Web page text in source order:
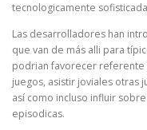
tecnologicamente
Las desarrolladores han
que van de más alli para
podrian favorecer referente
juegos, asistir joviales otras
así­ como incluso influir
episodicas.